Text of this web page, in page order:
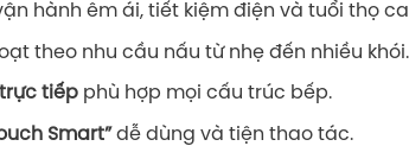
hành êm ái, tiết kiệm điện và tuổi thọ
theo nhu cầu nấu từ nhẹ đến nhiều khói.
tiếpphù hợp mọi cấu trúc bếp.
Smart”dễ dùng và tiện thao tác.